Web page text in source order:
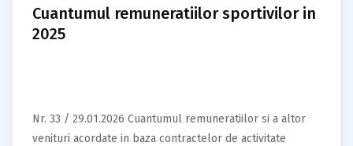
Cuantumul remuneratiilor sportivilor in
2025
Nr. 33 / 29.01.2026 Cuantumul remuneratiilor si a altor
venituri acordate in baza contractelor de activitate